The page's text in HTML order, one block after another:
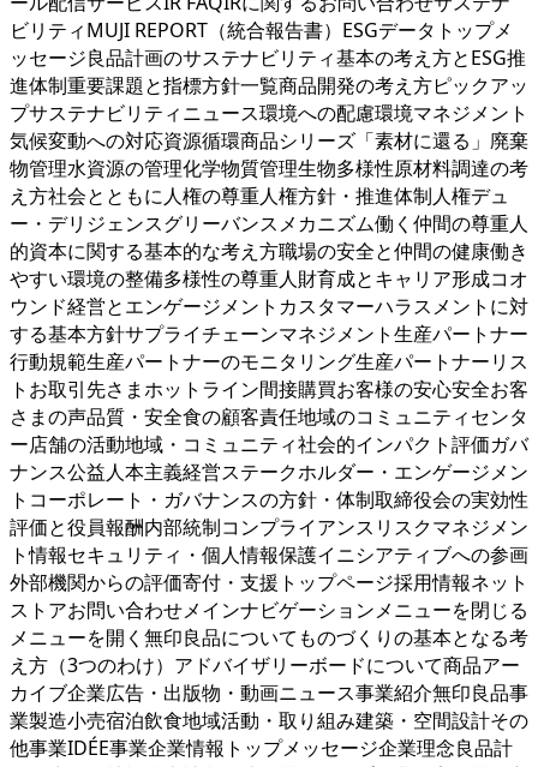
ビリティMUJI REPORT（統合報告書）ESGデータトップメ
ッセージ良品計画のサステナビリティ基本の考え方とESG推
進体制重要課題と指標方針一覧商品開発の考え方ピックアッ
プサステナビリティニュース環境への配慮環境マネジメント
気候変動への対応資源循環商品シリーズ「素材に還る」廃棄
物管理水資源の管理化学物質管理生物多様性原材料調達の考
え方社会とともに人権の尊重人権方針・推進体制人権デュ
ー・デリジェンスグリーバンスメカニズム働く仲間の尊重人
的資本に関する基本的な考え方職場の安全と仲間の健康働き
やすい環境の整備多様性の尊重人財育成とキャリア形成コオ
ウンド経営とエンゲージメントカスタマーハラスメントに対
する基本方針サプライチェーンマネジメント生産パートナー
行動規範生産パートナーのモニタリング生産パートナーリス
トお取引先さまホットライン間接購買お客様の安心安全お客
さまの声品質・安全食の顧客責任地域のコミュニティセンタ
ー店舗の活動地域・コミュニティ社会的インパクト評価ガバ
ナンス公益人本主義経営ステークホルダー・エンゲージメン
トコーポレート・ガバナンスの方針・体制取締役会の実効性
評価と役員報酬内部統制コンプライアンスリスクマネジメン
ト情報セキュリティ・個人情報保護イニシアティブへの参画
外部機関からの評価寄付・支援トップページ採用情報ネット
ストアお問い合わせメインナビゲーションメニューを閉じる
メニューを開く 無印良品についてものづくりの基本となる考
え方（3つのわけ）アドバイザリーボードについて商品アー
カイブ企業広告・出版物・動画ニュース事業紹介無印良品事
業製造小売宿泊飲食地域活動・取り組み建築・空間設計その
他事業IDÉE事業企業情報トップメッセージ企業理念良品計